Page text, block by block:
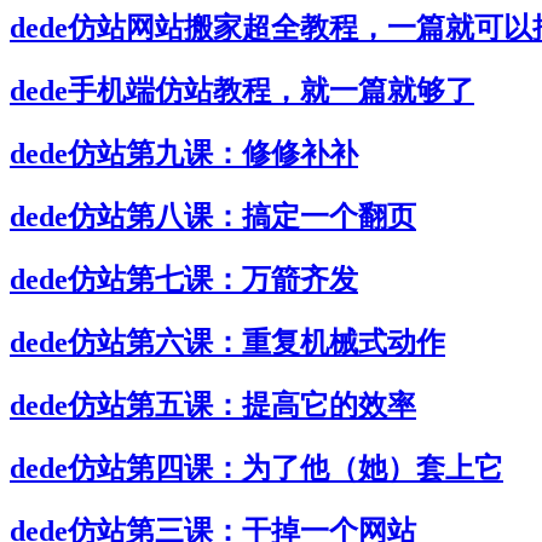
dede仿站网站搬家超全教程，一篇就可以
dede手机端仿站教程，就一篇就够了
dede仿站第九课：修修补补
dede仿站第八课：搞定一个翻页
dede仿站第七课：万箭齐发
dede仿站第六课：重复机械式动作
dede仿站第五课：提高它的效率
dede仿站第四课：为了他（她）套上它
dede仿站第三课：干掉一个网站